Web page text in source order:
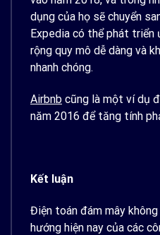
dụng của họ sẽ chuyển
Expedia có thể phát triển
rộng quy mô dễ dàng và
nhanh chóng.
Airbnb cũng là một ví dụ
năm 2016 để tăng tính
Kết luận
Điện toán đám mây
hướng hiện nay của các